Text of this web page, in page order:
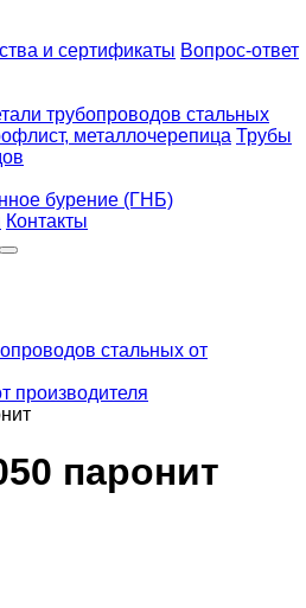
и сертификаты Вопрос-ответ
трубопроводов стальных
металлочерепица Трубы
бурение (ГНБ)
Контакты
стальных от
производителя
паронит